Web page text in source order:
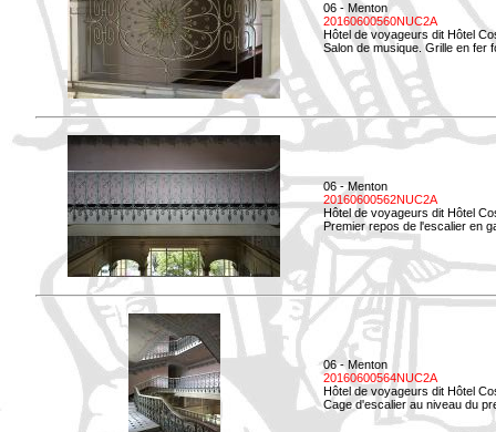
06 - Menton
20160600560NUC2A
Hôtel de voyageurs dit Hôtel
Salon de musique. Grille en fer
06 - Menton
20160600562NUC2A
Hôtel de voyageurs dit Hôtel
Premier repos de l'escalier en
06 - Menton
20160600564NUC2A
Hôtel de voyageurs dit Hôtel
Cage d'escalier au niveau du